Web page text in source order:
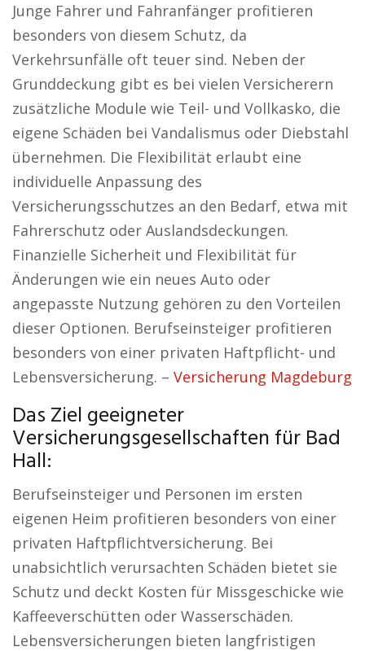
Junge Fahrer und Fahranfänger profitieren
besonders von diesem Schutz, da
Verkehrsunfälle oft teuer sind. Neben der
Grunddeckung gibt es bei vielen Versicherern
zusätzliche Module wie Teil- und Vollkasko, die
eigene Schäden bei Vandalismus oder Diebstahl
übernehmen. Die Flexibilität erlaubt eine
individuelle Anpassung des
Versicherungsschutzes an den Bedarf, etwa mit
Fahrerschutz oder Auslandsdeckungen.
Finanzielle Sicherheit und Flexibilität für
Änderungen wie ein neues Auto oder
angepasste Nutzung gehören zu den Vorteilen
dieser Optionen. Berufseinsteiger profitieren
besonders von einer privaten Haftpflicht- und
Lebensversicherung. – Versicherung Magdeburg
Das Ziel geeigneter
Versicherungsgesellschaften für Bad
Hall:
Berufseinsteiger und Personen im ersten
eigenen Heim profitieren besonders von einer
privaten Haftpflichtversicherung. Bei
unabsichtlich verursachten Schäden bietet sie
Schutz und deckt Kosten für Missgeschicke wie
Kaffeeverschütten oder Wasserschäden.
Lebensversicherungen bieten langfristigen